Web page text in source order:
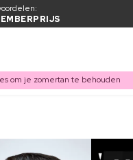
om je zomertan te behouden